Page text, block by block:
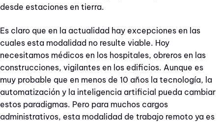
desde estaciones en tierra.
Es claro que en la actualidad hay excepciones en las
cuales esta modalidad no resulte viable. Hoy
necesitamos médicos en los hospitales, obreros en las
construcciones, vigilantes en los edificios. Aunque es
muy probable que en menos de 10 años la tecnología, la
automatización y la inteligencia artificial pueda cambiar
estos paradigmas. Pero para muchos cargos
administrativos, esta modalidad de trabajo remoto ya es